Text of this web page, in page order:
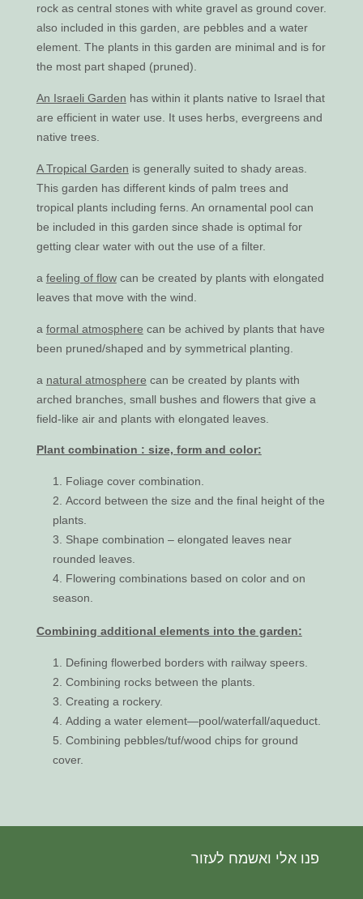
rock as central stones with white gravel as ground cover.
also included in this garden, are pebbles and a water
element. The plants in this garden are minimal and is for
the most part shaped (pruned).
An Israeli Garden has within it plants native to Israel that
are efficient in water use. It uses herbs, evergreens and
native trees.
A Tropical Garden is generally suited to shady areas.
This garden has different kinds of palm trees and
tropical plants including ferns. An ornamental pool can
be included in this garden since shade is optimal for
getting clear water with out the use of a filter.
a feeling of flowcan be created by plants with elongated
leaves that move with the wind.
a formal atmosphere can be achived by plants that have
been pruned/shaped and by symmetrical planting.
a natural atmosphere can be created by plants with
arched branches, small bushes and flowers that give a
field-like air and plants with elongated leaves.
Plant combination : size, form and color:
Foliage cover combination.
Accord between the size and the final height of the
plants.
Shape combination – elongated leaves near
rounded leaves.
Flowering combinations based on color and on
season.
Combining additional elements into the garden:
Defining flowerbed borders with railway speers.
Combining rocks between the plants.
Creating a rockery.
Adding a water element—pool/waterfall/aqueduct.
Combining pebbles/tuf/wood chips for ground
cover.
פנו אלי ואשמח לעזור